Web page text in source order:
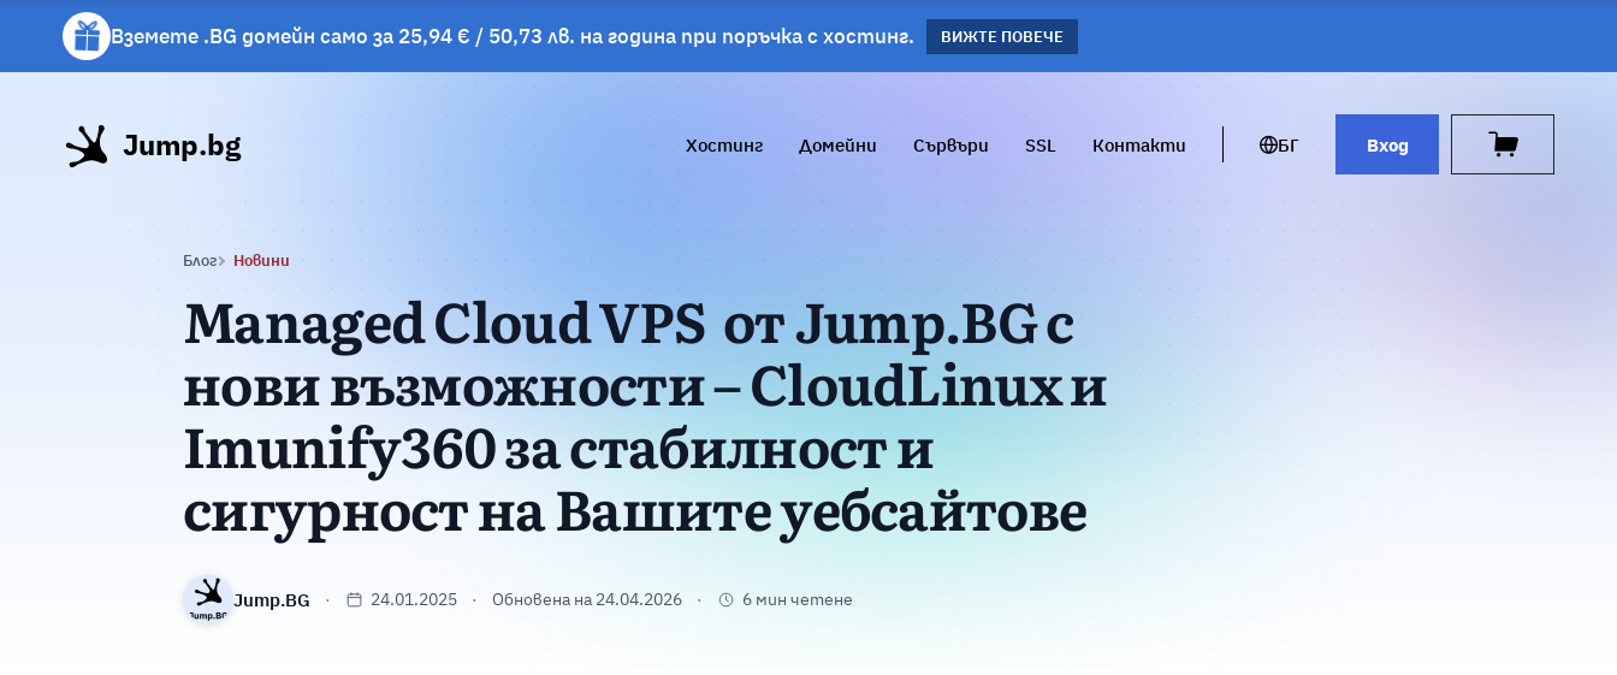
Вземете .BG домейн само за 25,94 € / 50,73 лв. на година при поръчка с хостинг. ВИЖТЕ ПОВЕЧЕ
Вземете подарък чаша с избрани хостинг планове! ВИЖΤΕ ПОВЕЧЕ
Jump.bg Хостинг Домейни Сървъри SSL Контакти БГ Вход
Блог Новини
Managed Cloud VPS от Jump.BG с
нови възможности – CloudLinux и
Imunify360 за стабилност и
сигурност на Вашите уебсайтове
Jump.BG 24.01.2025 Обновена на 24.04.2026 6 мин четене